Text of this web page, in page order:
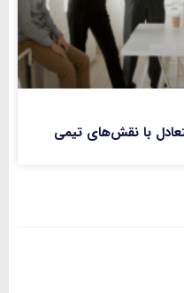
با نقش‌های تیمی